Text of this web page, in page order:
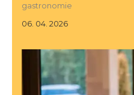
gastronomie
06. 04. 2026